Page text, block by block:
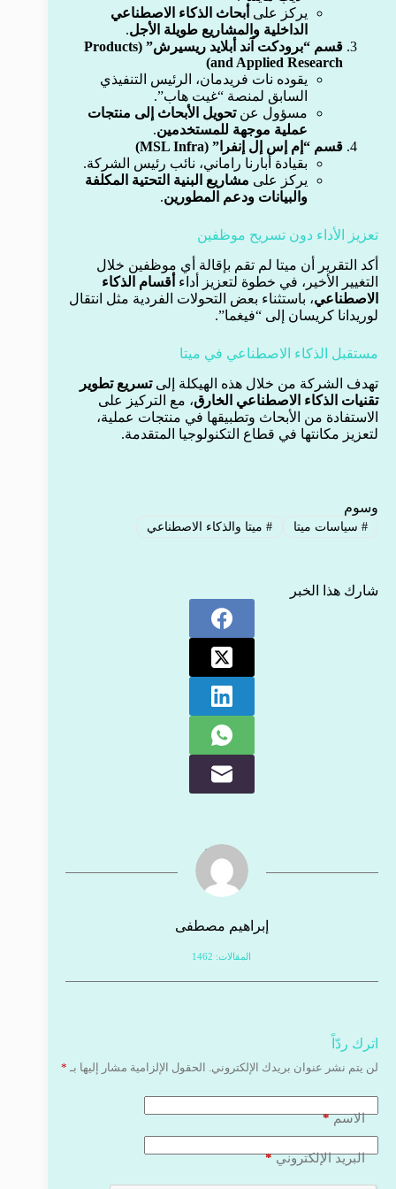
يركز على أبحاث الذكاء الاصطناعي
الداخلية والمشاريع طويلة الأجل.
قسم “برودكت آند أبلايد ريسيرش” (Products
and Applied Research)
يقوده نات فريدمان، الرئيس التنفيذي
السابق لمنصة “غيت هاب”.
مسؤول عنتحويل الأبحاث إلى منتجات
عملية موجهة للمستخدمين.
قسم “إم إس إل إنفرا” (MSL Infra)
بقيادة أبارنا راماني، نائب رئيس الشركة.
يركز على مشاريع البنية التحتية المكلفة
والبيانات ودعم المطورين.
تعزيز الأداء دون تسريح موظفين
أكد التقرير أن ميتا لم تقم بإقالة أي موظفين خلال
التغيير الأخير، في خطوة لتعزيز أداء أقسام الذكاء
الاصطناعي، باستثناء بعض التحولات الفردية مثل انتقال
لوريدانا كريسان إلى “فيغما”.
مستقبل الذكاء الاصطناعي في ميتا
تهدف الشركة من خلال هذه الهيكلة إلىتسريع تطوير
تقنيات الذكاء الاصطناعي الخارق، مع التركيز على
الاستفادة من الأبحاث وتطبيقها في منتجات عملية،
لتعزيز مكانتها في قطاع التكنولوجيا المتقدمة.
وسوم
#سياسات ميتا #ميتا والذكاء الاصطناعي
شارك هذا الخبر
إبراهيم مصطفى
المقالات: 1462
اترك ردّاً
لن يتم نشر عنوان بريدك الإلكتروني. الحقول الإلزامية مشار إليها بـ *
الاسم*
البريد الإلكتروني*